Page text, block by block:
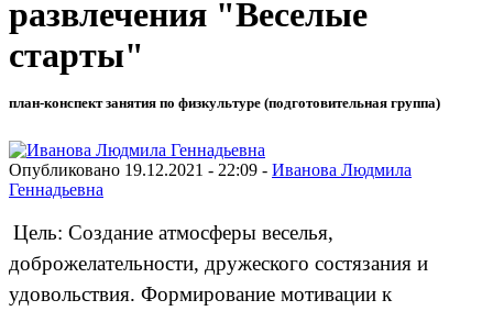
развлечения "Веселые
старты"
план-конспект занятия по физкультуре (подготовительная группа)
Опубликовано 19.12.2021 - 22:09 - Иванова Людмила
Геннадьевна
Цель: Создание атмосферы веселья,
доброжелательности, дружеского состязания и
удовольствия. Формирование мотивации к